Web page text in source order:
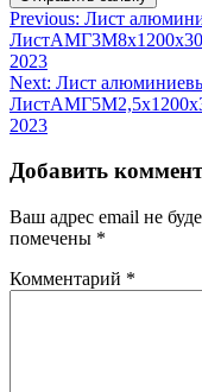
Навигация
по
записям
Previous: Лист
2023
Next: Лист
2023
Добавить
Ваш адрес email не
помечены *
Комментарий *